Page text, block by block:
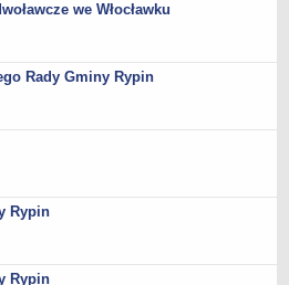
budżetu
gminy (w tym ulgi, odroczenia)
OCZYSZCZALNI ŚCIEKÓW -
we Włocławku
Rady Gminy Rypin
Rypin
Rypin